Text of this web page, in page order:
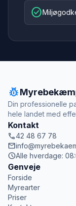
check_circle
pest_control
Din professionelle
hele landet med
Kontakt
call42 48 67 78
mail
scheduleAlle hverdage:
Genveje
Forside
Myrearter
Priser